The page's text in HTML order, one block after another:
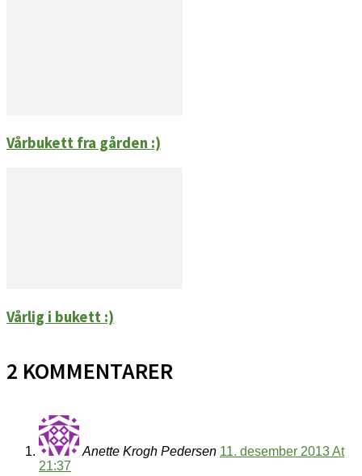
Vårbukett fra gården :)
Vårlig i bukett :)
2 KOMMENTARER
Anette Krogh Pedersen 11. desember 2013 At
21:37